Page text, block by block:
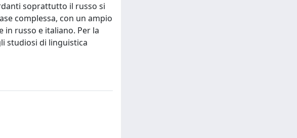
soprattutto il russo si
complessa, con un ampio
russo e italiano. Per la
studiosi di linguistica